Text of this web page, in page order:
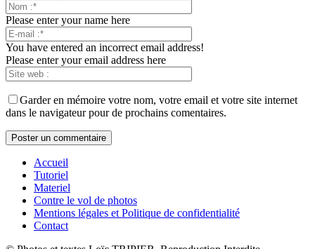
Please enter your name here
You have entered an incorrect email address!
Please enter your email address here
Garder en mémoire votre nom, votre email et votre site internet
dans le navigateur pour de prochains comentaires.
Accueil
Tutoriel
Materiel
Contre le vol de photos
Mentions légales et Politique de confidentialité
Contact